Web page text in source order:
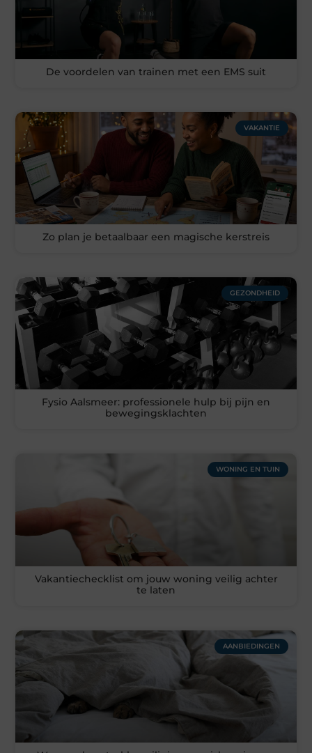
De voordelen van trainen met een EMS suit
VAKANTIE
Zo plan je betaalbaar een magische kerstreis
GEZONDHEID
Fysio Aalsmeer: professionele hulp bij pijn en
bewegingsklachten
WONING EN TUIN
Vakantiechecklist om jouw woning veilig achter
te laten
AANBIEDINGEN